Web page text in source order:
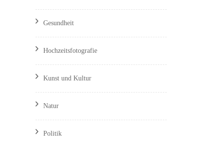
Gesundheit
Hochzeitsfotografie
Kunst und Kultur
Natur
Politik